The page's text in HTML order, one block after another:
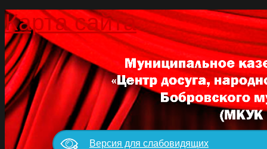
Карта сайта
Версия для слабовидящих